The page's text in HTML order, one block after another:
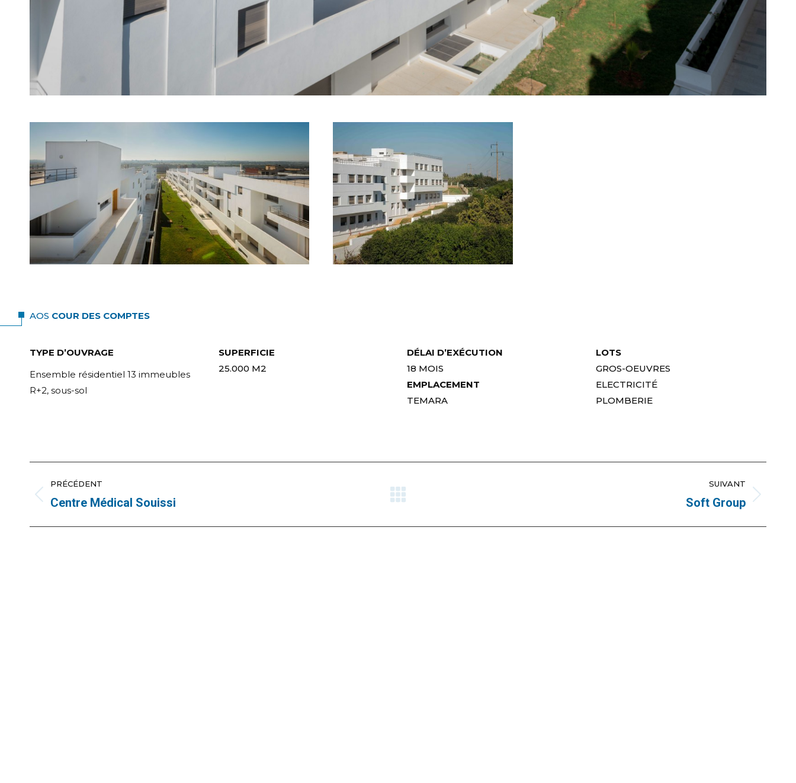
AOS COUR DES COMPTES
TYPE D’OUVRAGE
Ensemble résidentiel 13 immeubles
R+2, sous-sol
SUPERFICIE
25.000 M2
DÉLAI D’EXÉCUTION
18 MOIS
EMPLACEMENT
TEMARA
LOTS
GROS-OEUVRES
ELECTRICITÉ
PLOMBERIE
NAVIGATION
DE
COMMENTAIRE
PRÉCÉDENT
Onglet
Centre Médical Souissi
SUIVANT
Soft Group